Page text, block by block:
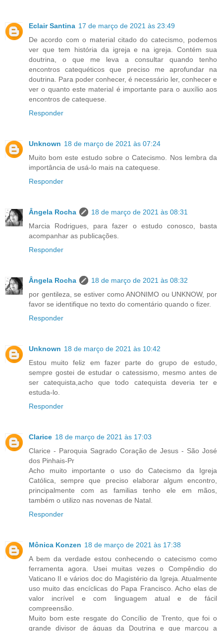
Eclair Santina 17 de março de 2021 às 23:49
De acordo com o material citado do catecismo, podemos
ver que tem história da igreja e na igreja. Contém sua
doutrina, o que me leva a consultar quando tenho
encontros catequéticos que preciso me aprofundar na
doutrina. Para poder conhecer, é necessário ler, conhecer e
ver o quanto este material é importante para o auxílio aos
encontros de catequese.
Responder
Unknown 18 de março de 2021 às 07:24
Muito bom este estudo sobre o Catecismo. Nos lembra da
importância de usá-lo mais na catequese.
Responder
Ângela Rocha
18 de março de 2021 às 08:31
Marcia Rodrigues, para fazer o estudo conosco, basta
acompanhar as publicações.
Responder
Ângela Rocha
18 de março de 2021 às 08:32
por gentileza, se estiver como ANONIMO ou UNKNOW, por
favor se identifique no texto do comentário quando o fizer.
Responder
Unknown 18 de março de 2021 às 10:42
Estou muito feliz em fazer parte do grupo de estudo,
sempre gostei de estudar o catessismo, mesmo antes de
ser catequista,acho que todo catequista deveria ter e
estuda-lo.
Responder
Clarice 18 de março de 2021 às 17:03
Clarice - Paroquia Sagrado Coração de Jesus - São José
dos Pinhais-Pr
Acho muito importante o uso do Catecismo da Igreja
Católica, sempre que preciso elaborar algum encontro,
principalmente com as familias tenho ele em mãos,
também o utilizo nas novenas de Natal.
Responder
Mônica Konzen 18 de março de 2021 às 17:38
A bem da verdade estou conhecendo o catecismo como
ferramenta agora. Usei muitas vezes o Compêndio do
Vaticano II e vários doc do Magistério da Igreja. Atualmente
uso muito das encíclicas do Papa Francisco. Acho elas de
valor incrível e com linguagem atual e de fácil
compreensão.
Muito bom este resgate do Concílio de Trento, que foi o
grande divisor de águas da Doutrina e que marcou a